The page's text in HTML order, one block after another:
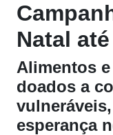
Natal
Alimentos
doados a
esperança